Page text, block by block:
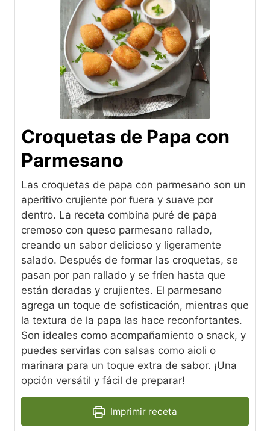
Croquetas de Papa con
Parmesano
Las croquetas de papa con parmesano son un
aperitivo crujiente por fuera y suave por
dentro. La receta combina puré de papa
cremoso con queso parmesano rallado,
creando un sabor delicioso y ligeramente
salado. Después de formar las croquetas, se
pasan por pan rallado y se fríen hasta que
están doradas y crujientes. El parmesano
agrega un toque de sofisticación, mientras que
la textura de la papa las hace reconfortantes.
Son ideales como acompañamiento o snack, y
puedes servirlas con salsas como aioli o
marinara para un toque extra de sabor. ¡Una
opción versátil y fácil de preparar!
Imprimir receta